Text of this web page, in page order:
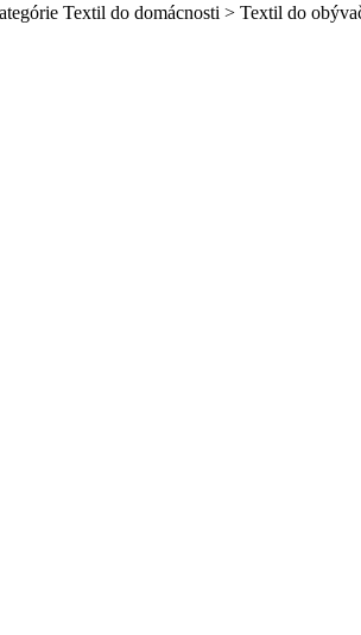
Textil do domácnosti > Textil do